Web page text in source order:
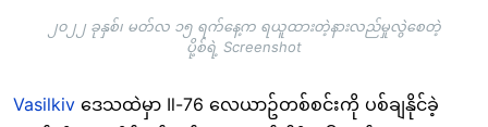
၂၀၂၂ ခုနှစ်၊ မတ်လ ၁၅ ရက်နေ့က ရယူထားတဲ့နားလည်မှုလွဲစေတဲ့
ပို့စ်ရဲ့ Screenshot
Vasilkiv ဒေသထဲမှာ Il-76 လေယာဥ်တစ်စင်းကို ပစ်ချနိုင်ခဲ့